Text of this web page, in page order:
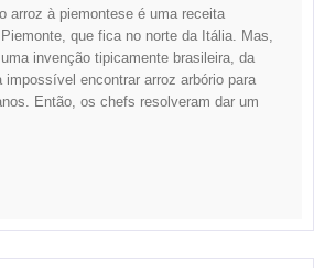
arroz à piemontese é uma receita
que fica no norte da Itália. Mas,
invenção tipicamente brasileira, da
impossível encontrar arroz arbório para
Então, os chefs resolveram dar um